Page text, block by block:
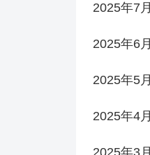
2025年7月
2025年6月
2025年5月
2025年4月